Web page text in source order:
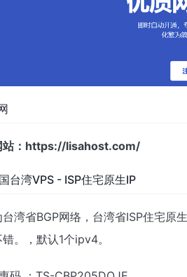
站：https://lisahost.com/
台湾VPS - ISP住宅原生IP
湾省BGP网络，台湾省ISP住宅原
。，默认1个ipv4。